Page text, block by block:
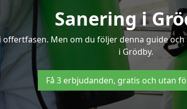
Sanering i
Men om du följer denna guide
i Grödby.
Få 3 erbjudanden, gratis och utan